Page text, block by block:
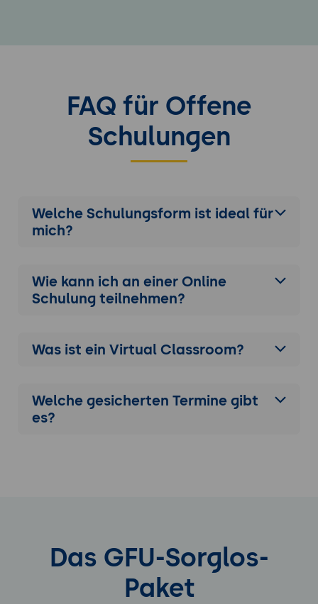
FAQ für Offene
Schulungen
Welche Schulungsform ist ideal für
mich?
Wie kann ich an einer Online
Schulung teilnehmen?
Was ist ein Virtual Classroom?
Welche gesicherten Termine gibt
es?
Das GFU-Sorglos-
Paket